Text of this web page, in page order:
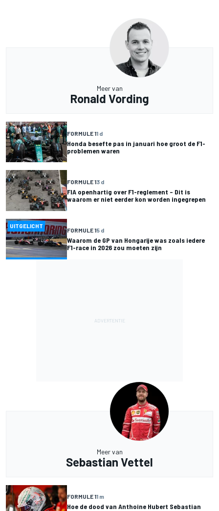
Meer van
Ronald Vording
FORMULE 11 d
Honda besefte pas in januari hoe groot de F1-
problemen waren
FORMULE 13 d
FIA openhartig over F1-reglement – Dit is
waarom er niet eerder kon worden ingegrepen
UITGELICHT
FORMULE 15 d
Waarom de GP van Hongarije was zoals iedere
F1-race in 2026 zou moeten zijn
Meer van
Sebastian Vettel
FORMULE 11 m
Hoe de dood van Anthoine Hubert Sebastian